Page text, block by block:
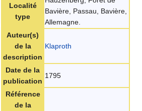
Localité
type
Bavière, Passau, Bavière,
Allemagne.
Auteur(s)
de la
description
Klaproth
Date de la
publication
1795
Référence
de la